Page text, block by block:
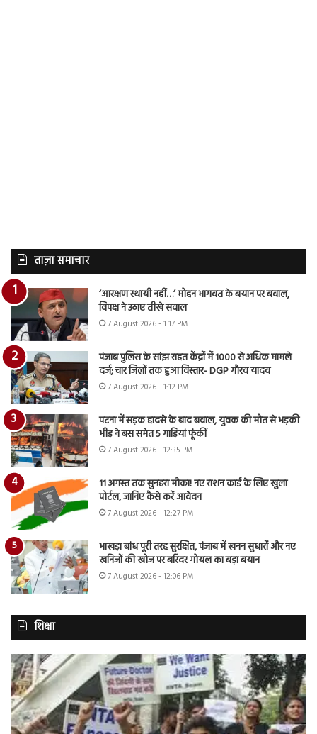
ताज़ा समाचार
‘आरक्षण स्थायी नहीं…’ मोहन भागवत के बयान पर बवाल,
विपक्ष ने उठाए तीखे सवाल
7 August 2026 - 1:17 PM
पंजाब पुलिस के सांझ राहत केंद्रों में 1000 से अधिक मामले
दर्ज; चार जिलों तक हुआ विस्तार- DGP गौरव यादव
7 August 2026 - 1:12 PM
पटना में सड़क हादसे के बाद बवाल, युवक की मौत से भड़की
भीड़ ने बस समेत 5 गाड़ियां फूंकीं
7 August 2026 - 12:35 PM
11 अगस्त तक सुनहरा मौका! नए राशन कार्ड के लिए खुला
पोर्टल, जानिए कैसे करें आवेदन
7 August 2026 - 12:27 PM
भाखड़ा बांध पूरी तरह सुरक्षित, पंजाब में खनन सुधारों और नए
खनिजों की खोज पर बरिंदर गोयल का बड़ा बयान
7 August 2026 - 12:06 PM
शिक्षा